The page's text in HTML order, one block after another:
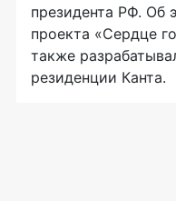
президента РФ. Об
проекта «Сердце
также
резиденции Канта.